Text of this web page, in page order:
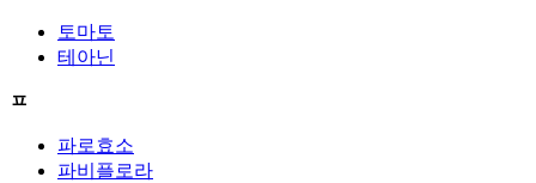
토마토
테아닌
ㅍ
파로효소
파비플로라